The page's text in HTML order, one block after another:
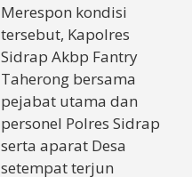
Merespon kondisi
tersebut, Kapolres
Sidrap Akbp Fantry
Taherong bersama
pejabat utama dan
personel Polres Sidrap
serta aparat Desa
setempat terjun